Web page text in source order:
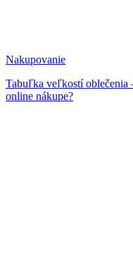
Nakupovanie
Tabuľka veľkostí
online nákupe?